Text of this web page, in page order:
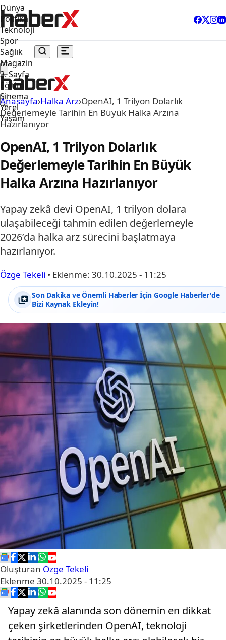
Dünya
Politika
Teknoloji
Spor
Sağlık
Magazin
3. Sayfa
Eğitim
Sinema
Yerel
Yaşam
Anasayfa›Halka Arz›OpenAI, 1 Trilyon Dolarlık
Değerlemeyle Tarihin En Büyük Halka Arzına
Hazırlanıyor
OpenAI, 1 Trilyon Dolarlık
Değerlemeyle Tarihin En Büyük
Halka Arzına Hazırlanıyor
Yapay zekâ devi OpenAI, 1 trilyon dolara
ulaşabileceği tahmin edilen değerlemeyle
2026’da halka arz sürecini başlatmaya
hazırlanıyor.
Özge Tekeli • Eklenme: 30.10.2025 - 11:25
Son Dakika ve Önemli Haberler İçin Google Haberler'de
Bizi Kaynak Ekleyin!
Oluşturan Özge Tekeli
Eklenme 30.10.2025 - 11:25
Yapay zekâ alanında son dönemin en dikkat
çeken şirketlerinden OpenAI, teknoloji